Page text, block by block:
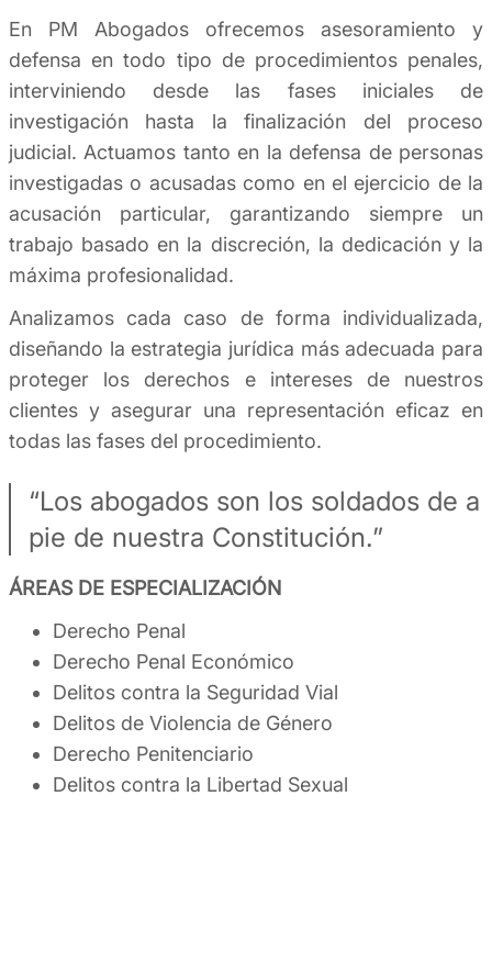
En PM Abogados ofrecemos asesoramiento y
defensa en todo tipo de procedimientos penales,
interviniendo desde las fases iniciales de
investigación hasta la finalización del proceso
judicial. Actuamos tanto en la defensa de personas
investigadas o acusadas como en el ejercicio de la
acusación particular, garantizando siempre un
trabajo basado en la discreción, la dedicación y la
máxima profesionalidad.
Analizamos cada caso de forma individualizada,
diseñando la estrategia jurídica más adecuada para
proteger los derechos e intereses de nuestros
clientes y asegurar una representación eficaz en
todas las fases del procedimiento.
“Los abogados son los soldados de a
pie de nuestra Constitución.”
ÁREAS DE ESPECIALIZACIÓN
Derecho Penal
Derecho Penal Económico
Delitos contra la Seguridad Vial
Delitos de Violencia de Género
Derecho Penitenciario
Delitos contra la Libertad Sexual